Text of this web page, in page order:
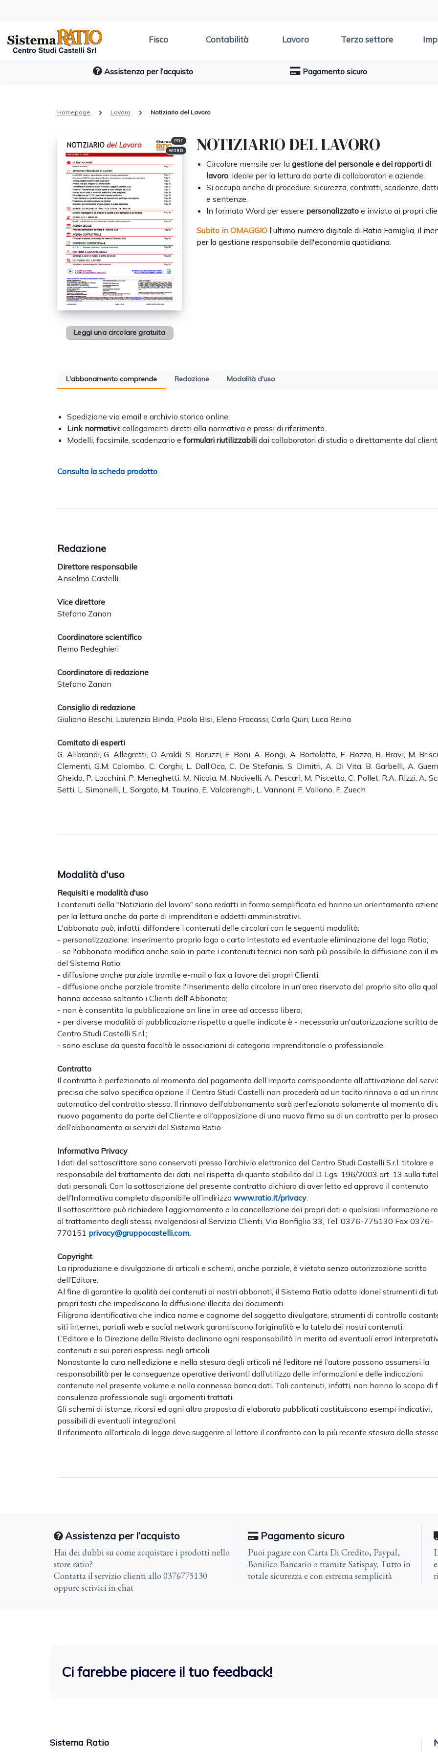
Fisco Contabilità Lavoro Terzo settore
Assistenza per l’acquisto Pagamento sicuro
Homepage Lavoro Notiziario del Lavoro
PDF
WORD
Leggi una circolare gratuita
NOTIZIARIO DEL LAVORO
Circolare mensile per la gestione del personale e dei rapporti di
lavoro , ideale per la lettura da parte di collaboratori e aziende.
Si occupa anche di procedure, sicurezza, contratti, scadenze,
e sentenze.
In formato Word per essere personalizzato e inviato ai propri
Subito in OMAGGIO l'ultimo numero digitale di Ratio Famiglia, il
per la gestione responsabile dell'economia quotidiana.
L'abbonamento comprende Redazione Modalità d'uso
Spedizione via email e archivio storico online.
Link normativi: collegamenti diretti alla normativa e prassi di riferimento.
Modelli, facsimile, scadenzario e formulari riutilizzabili dai collaboratori di studio o direttamente dal
Consulta la scheda prodotto
Redazione
Direttore responsabile
Anselmo Castelli
Vice direttore
Stefano Zanon
Coordinatore scientifico
Remo Redeghieri
Coordinatore di redazione
Stefano Zanon
Consiglio di redazione
Giuliana Beschi, Laurenzia Binda, Paolo Bisi, Elena Fracassi, Carlo Quiri, Luca Reina
Comitato di esperti
G. Alibrandi, G. Allegretti, O. Araldi, S. Baruzzi, F. Boni, A. Bongi, A. Bortoletto, E. Bozza, B. Bravi, M.
Clementi, G.M. Colombo, C. Corghi, L. Dall’Oca, C. De Stefanis, S. Dimitri, A. Di Vita, B. Garbelli, A.
Gheido, P. Lacchini, P. Meneghetti, M. Nicola, M. Nocivelli, A. Pescari, M. Piscetta, C. Pollet, R.A. Rizzi, A.
Setti, L. Simonelli, L. Sorgato, M. Taurino, E. Valcarenghi, L. Vannoni, F. Vollono, F. Zuech
Modalità d'uso
Requisiti e modalità d'uso
I contenuti della "Notiziario del lavoro" sono redatti in forma semplificata ed hanno un orientamento
per la lettura anche da parte di imprenditori e addetti amministrativi.
L'abbonato può, infatti, diffondere i contenuti delle circolari con le seguenti modalità:
- personalizzazione: inserimento proprio logo o carta intestata ed eventuale eliminazione del logo Ratio;
- se l'abbonato modifica anche solo in parte i contenuti tecnici non sarà più possibile la diffusione con il
del Sistema Ratio;
- diffusione anche parziale tramite e-mail o fax a favore dei propri Clienti;
- diffusione anche parziale tramite l'inserimento della circolare in un'area riservata del proprio sito alla
hanno accesso soltanto i Clienti dell'Abbonato;
- non è consentita la pubblicazione on line in aree ad accesso libero;
- per diverse modalità di pubblicazione rispetto a quelle indicate è - necessaria un'autorizzazione scritta
Centro Studi Castelli S.r.l.;
- sono escluse da questa facoltà le associazioni di categoria imprenditoriale o professionale.
Contratto
Il contratto è perfezionato al momento del pagamento dell’importo corrispondente all'attivazione del
precisa che salvo specifica opzione il Centro Studi Castelli non procederà ad un tacito rinnovo o ad un
automatico del contratto stesso. Il rinnovo dell’abbonamento sarà perfezionato solamente al momento di
nuovo pagamento da parte del Cliente e all’apposizione di una nuova firma su di un contratto per la
dell’abbonamento ai servizi del Sistema Ratio.
Informativa Privacy
I dati del sottoscrittore sono conservati presso l’archivio elettronico del Centro Studi Castelli S.r.l. titolare e
responsabile del trattamento dei dati, nel rispetto di quanto stabilito dal D. Lgs. 196/2003 art. 13 sulla
dati personali. Con la sottoscrizione del presente contratto dichiaro di aver letto ed approvo il contenuto
dell’Informativa completa disponibile all’indirizzo www.ratio.it/privacy.
Il sottoscrittore può richiedere l’aggiornamento o la cancellazione dei propri dati e qualsiasi informazione
al trattamento degli stessi, rivolgendosi al Servizio Clienti, Via Bonfiglio 33, Tel. 0376-775130 Fax 0376-
770151 privacy@gruppocastelli.com.
Copyright
La riproduzione e divulgazione di articoli e schemi, anche parziale, è vietata senza autorizzazione scritta
dell’Editore.
Al fine di garantire la qualità dei contenuti ai nostri abbonati, il Sistema Ratio adotta idonei strumenti di
propri testi che impediscano la diffusione illecita dei documenti.
Filigrana identificativa che indica nome e cognome del soggetto divulgatore, strumenti di controllo
siti internet, portali web e social network garantiscono l’originalità e la tutela dei nostri contenuti.
L’Editore e la Direzione della Rivista declinano ogni responsabilità in merito ad eventuali errori
contenuti e sui pareri espressi negli articoli.
Nonostante la cura nell’edizione e nella stesura degli articoli né l’editore né l’autore possono assumersi la
responsabilità per le conseguenze operative derivanti dall’utilizzo delle informazioni e delle indicazioni
contenute nel presente volume e nella connessa banca dati. Tali contenuti, infatti, non hanno lo scopo di
consulenza professionale sugli argomenti trattati.
Gli schemi di istanze, ricorsi ed ogni altra proposta di elaborato pubblicati costituiscono esempi indicativi,
passibili di eventuali integrazioni.
Il riferimento all’articolo di legge deve suggerire al lettore il confronto con la più recente stesura dello
Assistenza per l’acquisto
Hai dei dubbi su come acquistare i prodotti nello
store ratio?
Contatta il servizio clienti allo 0376775130
oppure scrivici in chat
Pagamento sicuro
Puoi pagare con Carta Di Credito, Paypal,
Bonifico Bancario o tramite Satispay. Tutto in
totale sicurezza e con estrema semplicità
Ci farebbe piacere il tuo feedback!
Sistema Ratio